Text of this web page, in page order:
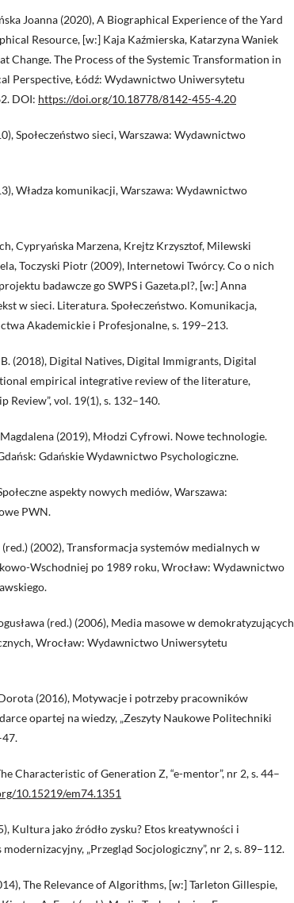
Joanna (2020), A Biographical Experience of the Yard
Resource, [w:] Kaja Kaźmierska, Katarzyna Waniek
Change. The Process of the Systemic Transformation in
Perspective, Łódź: Wydawnictwo Uniwersytetu
DOI: https://doi.org/10.18778/8142-455-4.20
Społeczeństwo sieci, Warszawa: Wydawnictwo
Władza komunikacji, Warszawa: Wydawnictwo
Cypryańska Marzena, Krejtz Krzysztof, Milewski
Toczyski Piotr (2009), Internetowi Twórcy. Co o nich
badawcze go SWPS i Gazeta.pl?, [w:] Anna
w sieci. Literatura. Społeczeństwo. Komunikacja,
Akademickie i Profesjonalne, s. 199–213.
(2018), Digital Natives, Digital Immigrants, Digital
empirical integrative review of the literature,
Review”, vol. 19(1), s. 132–140.
(2019), Młodzi Cyfrowi. Nowe technologie.
Gdańskie Wydawnictwo Psychologiczne.
aspekty nowych mediów, Warszawa:
PWN.
(2002), Transformacja systemów medialnych w
Wschodniej po 1989 roku, Wrocław: Wydawnictwo
(red.) (2006), Media masowe w demokratyzujących
Wrocław: Wydawnictwo Uniwersytetu
(2016), Motywacje i potrzeby pracowników
opartej na wiedzy, „Zeszyty Naukowe Politechniki
Characteristic of Generation Z, “e-mentor”, nr 2, s. 44–
10.15219/em74.1351
Kultura jako źródło zysku? Etos kreatywności i
„Przegląd Socjologiczny”, nr 2, s. 89–112.
The Relevance of Algorithms, [w:] Tarleton Gillespie,